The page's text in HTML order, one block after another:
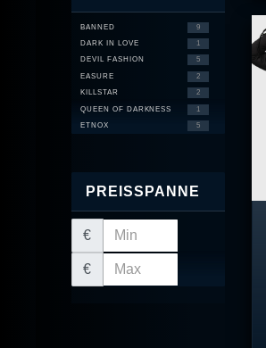
BANNED 9
DARK IN LOVE 1
DEVIL FASHION 5
EASURE 2
KILLSTAR 2
QUEEN OF DARKNESS 1
ETNOX 5
PREISSPANNE
€
€